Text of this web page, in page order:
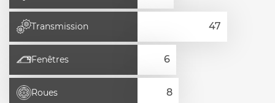
Transmission
Fenêtres
Roues